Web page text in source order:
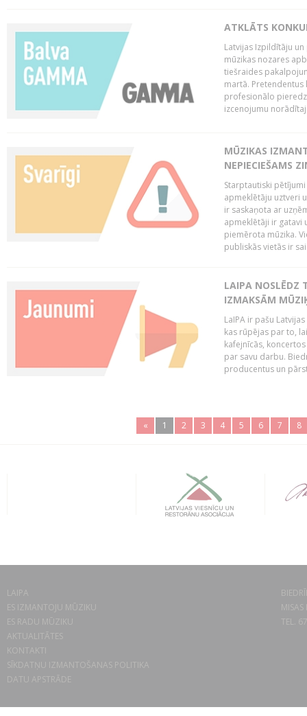
ATKLĀTS
Latvijas Izpildītāju
mūzikas nozares
tiešraides
martā. Pretendentus
profesionālo
izcenojumu
MŪZIKAS
NEPIECIEŠAMS
Starptautiski
apmeklētāju uztveri
ir saskaņota ar
apmeklētāji ir gatavi
piemērota mūzika.
publiskās vietās ir
LAIPA NOSLĒDZ
IZMAKSĀM
LaIPA ir pašu
kas rūpējas par to,
kafejnīcās,
par savu darbu.
producentus un
« 1 2 3 4 5 6 7 8
LAIPA
ES IZMANTOJU MŪZIKU
ES RADU MŪZIKU
AKTUALITĀTES
KONTAKTI
SĪKDATŅU IZMANTOŠANAS POLITIKA
DATU APSTRĀDE
TEL.